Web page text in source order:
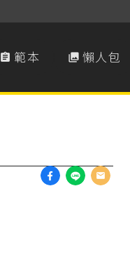
 範本  懶人包